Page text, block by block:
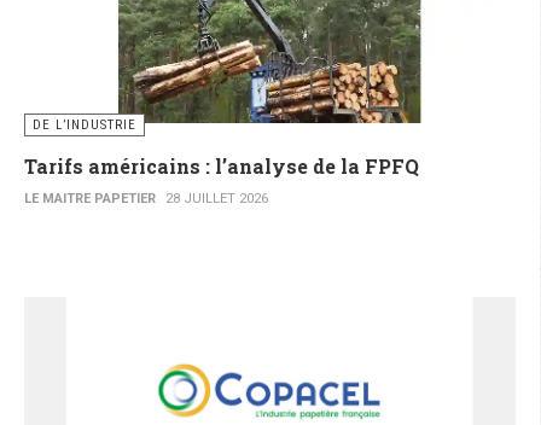
DE L’INDUSTRIE
Tarifs américains : l’analyse de la FPFQ
LE MAITRE PAPETIER 28 JUILLET 2026